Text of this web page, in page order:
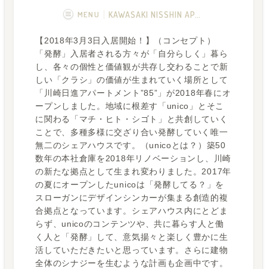
MENU
概要 画像一覧
空室状況 運営者
フカボリ記事
【2018年3月3日入居開始！】（コンセプト）
「発酵」入居者される方々が「自分らしく」暮ら
し、各々の個性と価値観が共存し交わることで新
しい「クラシ」の価値が生まれていく場所として
「川崎日進アパートメント”85”」が2018年春にオ
ープンしました。地域に根差す「unico」とそこ
に関わる「マチ・ヒト・シゴト」と共創していく
ことで、多種多様に交ざり合い発酵していく唯一
無二のシェアハウスです。（unicoとは？）築50
数年の本社倉庫を2018年リノベーションし、川崎
の新たな拠点として生まれ変わりました。2017年
の夏にオープンしたunicoは「発酵してる？」を
スローガンにデザインシンカーが集まる創造的複
合拠点となっています。シェアハウス内にとどま
らず、unicoのコンテンツや、共に暮らす人と働
く人と「発酵」して、意気揚々と楽しく豊かに生
活していただきたいと思っています。さらに建物
全体のシナジーを生むような計画も企画中です。